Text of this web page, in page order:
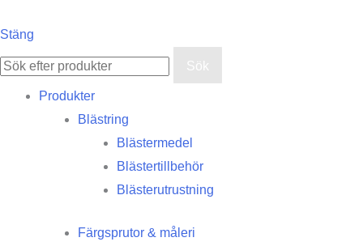
Stäng
Sök
Produkter
Blästring
Blästermedel
Blästertillbehör
Blästerutrustning
Färgsprutor & måleri